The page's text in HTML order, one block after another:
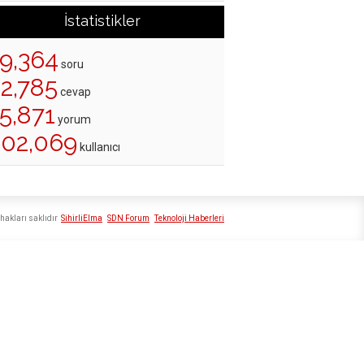
İstatistikler
soru
cevap
yorum
kullanıcı
SihirliElma SDN Forum Teknoloji Haberleri
saklıdır